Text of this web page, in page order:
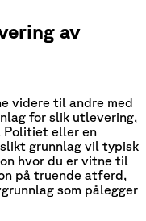
av
videre til andre med
for slik utlevering,
Politiet eller en
grunnlag vil typisk
hvor du er vitne til
på truende atferd,
som pålegger